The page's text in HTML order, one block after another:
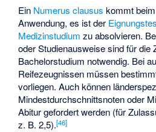
Ein Numerus clausus kommt
Anwendung, es ist der
Medizinstudium zu absolvieren.
oder Studienausweise sind für die
Bachelorstudium notwendig. Bei
Reifezeugnissen müssen
vorliegen. Auch können
Mindestdurchschnittsnoten oder
Abitur gefordert werden (für
z. B. 2,5).[46]